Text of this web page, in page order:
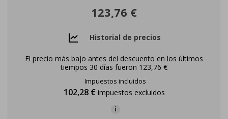
123,76 €
Historial de precios
El precio más bajo antes del descuento en los últimos
tiempos 30 días fueron 123,76 €
Impuestos incluidos
102,28 € impuestos excluidos
i